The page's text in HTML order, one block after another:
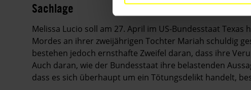
Sachlage
Melissa Lucio soll am 27. April im US-Bundesstaat
Mordes an ihrer zweijährigen Tochter Mariah schuldig
bestehen jedoch ernsthafte Zweifel daran, dass ihre
Auch daran, wie der Bundesstaat ihre belastenden
dass es sich überhaupt um ein Tötungsdelikt handelt,